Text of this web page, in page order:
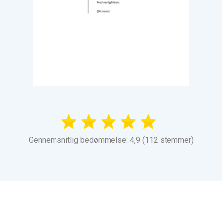
Gennemsnitlig bedømmelse: 4,9 (112 stemmer)